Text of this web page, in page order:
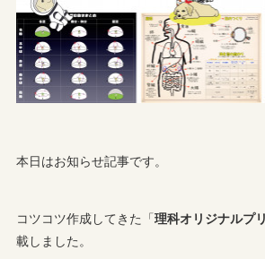
本日はお知らせ記事です。
コツコツ作成してきた「理科オリジナルプ
載しました。